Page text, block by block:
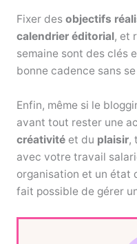
Fixer des objectifs
calendrier éditorial, et
semaine sont des clés
bonne cadence sans
Enfin, même si le
avant tout rester une
créativitéet du plaisir,
avec votre travail
organisation et un état
fait possible de gérer